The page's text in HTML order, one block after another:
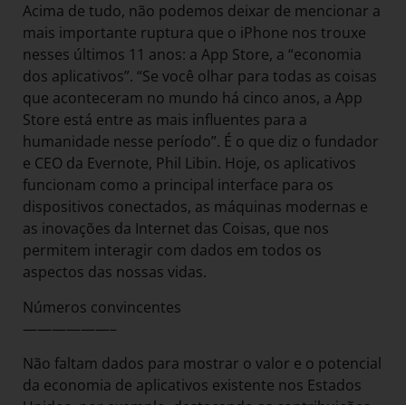
Acima de tudo, não podemos deixar de mencionar a
mais importante ruptura que o iPhone nos trouxe
nesses últimos 11 anos: a App Store, a “economia
dos aplicativos”. “Se você olhar para todas as coisas
que aconteceram no mundo há cinco anos, a App
Store está entre as mais influentes para a
humanidade nesse período”. É o que diz o fundador
e CEO da Evernote, Phil Libin. Hoje, os aplicativos
funcionam como a principal interface para os
dispositivos conectados, as máquinas modernas e
as inovações da Internet das Coisas, que nos
permitem interagir com dados em todos os
aspectos das nossas vidas.
Números convincentes
——————–
Não faltam dados para mostrar o valor e o potencial
da economia de aplicativos existente nos Estados